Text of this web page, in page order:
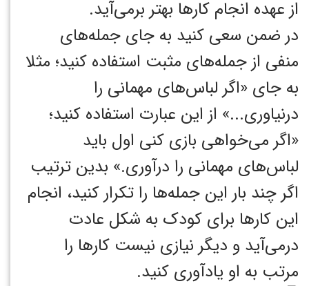
از عهده انجام کارها بهتر برمی‌آید.
در ضمن سعی کنید به جای جمله‌های
منفی از جمله‌های مثبت استفاده کنید؛ مثلا
به جای «اگر لباس‌های مهمانی را
درنیاوری...» از این عبارت استفاده کنید؛
«اگر می‌خواهی بازی کنی اول باید
لباس‌های مهمانی را درآوری.» بدین ترتیب
اگر چند بار این جمله‌ها را تکرار کنید، انجام
این کارها برای کودک به شکل عادت
درمی‌آید و دیگر نیازی نیست کارها را
مرتب به او یادآوری کنید.